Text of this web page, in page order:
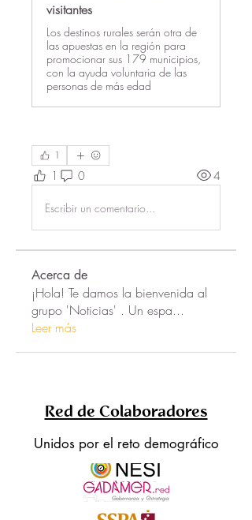
visitantes
Los destinos rurales serán otra de
las apuestas en la región para
promocionar sus 179 municipios,
con la ayuda voluntaria de las
personas de más edad
1
1 0 4
Escribir un comentario...
Acerca de
¡Hola! Te damos la bienvenida al
grupo 'Noticias' . Un espa...
Leer más
Red de Colaboradores
Unidos por el reto demográfico